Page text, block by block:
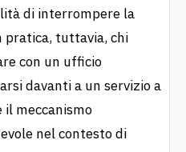
di interrompere la
pratica, tuttavia, chi
con un ufficio
davanti a un servizio a
il meccanismo
nel contesto di